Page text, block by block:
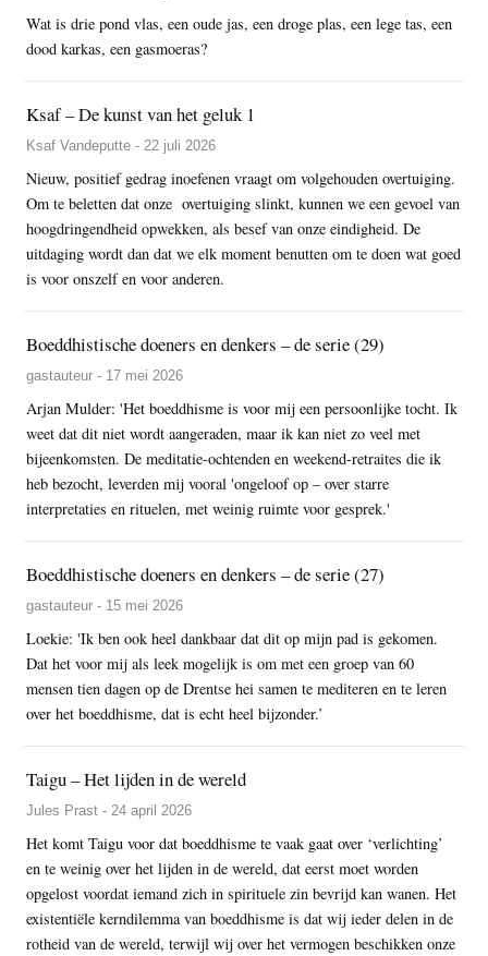
Wat is drie pond vlas, een oude jas, een droge plas, een lege tas, een
dood karkas, een gasmoeras?
Ksaf – De kunst van het geluk 1
Ksaf Vandeputte - 22 juli 2026
Nieuw, positief gedrag inoefenen vraagt om volgehouden overtuiging.
Om te beletten dat onze overtuiging slinkt, kunnen we een gevoel van
hoogdringendheid opwekken, als besef van onze eindigheid. De
uitdaging wordt dan dat we elk moment benutten om te doen wat goed
is voor onszelf en voor anderen.
Boeddhistische doeners en denkers – de serie (29)
gastauteur - 17 mei 2026
Arjan Mulder: 'Het boeddhisme is voor mij een persoonlijke tocht. Ik
weet dat dit niet wordt aangeraden, maar ik kan niet zo veel met
bijeenkomsten. De meditatie-ochtenden en weekend-retraites die ik
heb bezocht, leverden mij vooral 'ongeloof op – over starre
interpretaties en rituelen, met weinig ruimte voor gesprek.'
Boeddhistische doeners en denkers – de serie (27)
gastauteur - 15 mei 2026
Loekie: 'Ik ben ook heel dankbaar dat dit op mijn pad is gekomen.
Dat het voor mij als leek mogelijk is om met een groep van 60
mensen tien dagen op de Drentse hei samen te mediteren en te leren
over het boeddhisme, dat is echt heel bijzonder.’
Taigu – Het lijden in de wereld
Jules Prast - 24 april 2026
Het komt Taigu voor dat boeddhisme te vaak gaat over ‘verlichting’
en te weinig over het lijden in de wereld, dat eerst moet worden
opgelost voordat iemand zich in spirituele zin bevrijd kan wanen. Het
existentiële kerndilemma van boeddhisme is dat wij ieder delen in de
rotheid van de wereld, terwijl wij over het vermogen beschikken onze